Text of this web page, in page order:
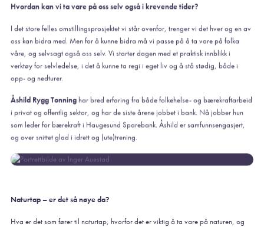
Hvordan kan vi ta vare på oss selv også i krevende tider?
I det store felles omstillingsprosjektet vi står ovenfor, trenger vi det hver og en av
oss kan bidra med. Men for å kunne bidra må vi passe på å ta vare på folka
våre, og selvsagt også oss selv. Vi starter dagen med et praktisk innblikk i
verktøy for selvledelse, i det å kunne ta regi i eget liv og å stå stødig, både i
opp- og nedturer.
Åshild Rygg Tonning har bred erfaring fra både folkehelse- og bærekraftarbeid
i privat og offentlig sektor, og har de siste årene jobbet i bank. Nå jobber hun
som leder for bærekraft i Haugesund Sparebank. Åshild er samfunnsengasjert,
og over snittet glad i idrett og (ute)trening.
Naturtap – er det så nøye da?
Hva er det som fører til naturtap, hvorfor det er viktig å ta vare på naturen, og